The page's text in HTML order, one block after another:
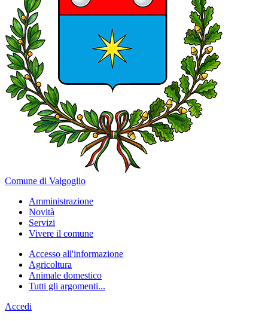
Comune di Valgoglio
Amministrazione
Novità
Servizi
Vivere il comune
Accesso all'informazione
Agricoltura
Animale domestico
Tutti gli argomenti...
Accedi